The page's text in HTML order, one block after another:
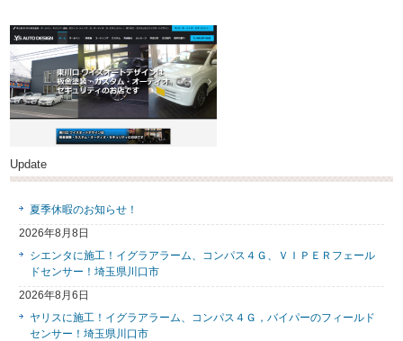
Update
夏季休暇のお知らせ！
2026年8月8日
シエンタに施工！イグラアラーム、コンパス４Ｇ、ＶＩＰＥＲフェール
ドセンサー！埼玉県川口市
2026年8月6日
ヤリスに施工！イグラアラーム、コンパス４Ｇ，バイパーのフィールド
センサー！埼玉県川口市